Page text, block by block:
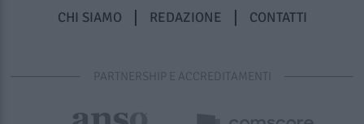
CHI SIAMO REDAZIONE CONTATTI
PARTNERSHIP E ACCREDITAMENTI